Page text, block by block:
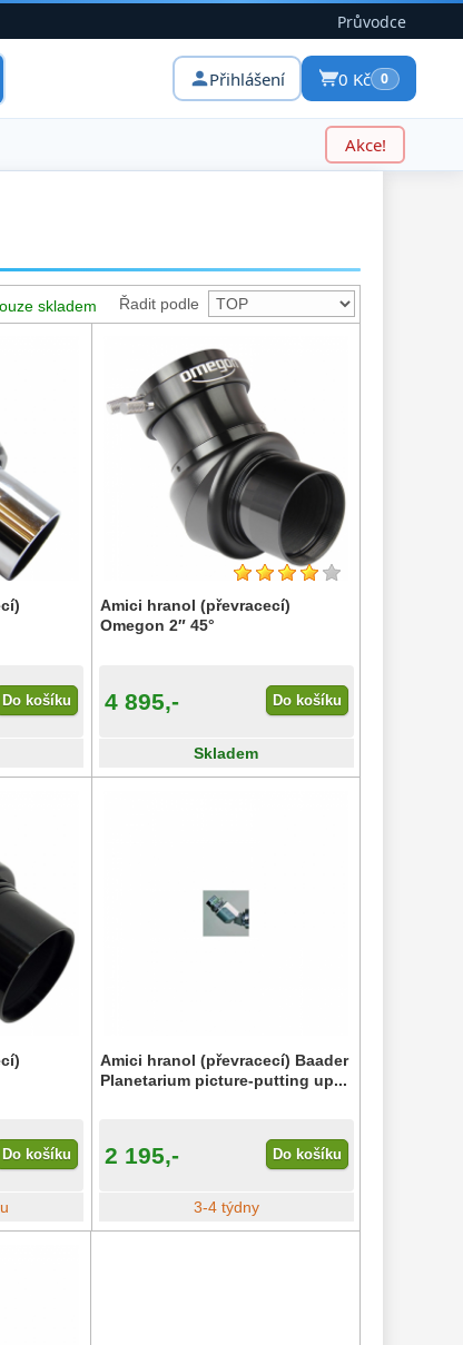
Průvodce
Přihlášení 0 Kč 0
Akce!
skladem Řadit podle
Do košíku
Amici hranol (převracecí)
Omegon 2″ 45°
4 895,- Do košíku
Skladem
Do košíku
Amici hranol (převracecí) Baader
Planetarium picture-putting up...
2 195,- Do košíku
3-4 týdny